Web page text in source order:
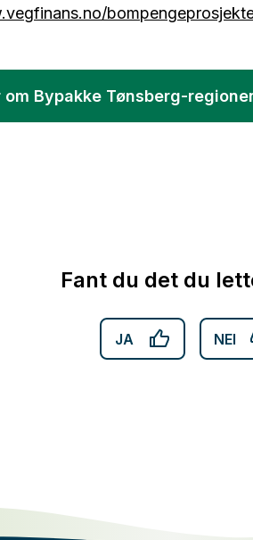
om Bypakke Tønsberg-
Fant du det du
JA NEI